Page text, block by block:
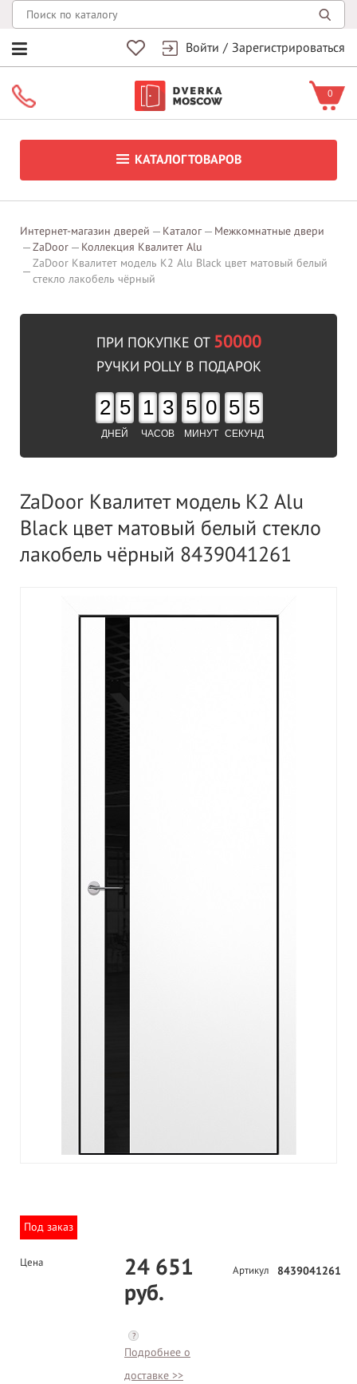
Войти / Зарегистрироваться
0
КАТАЛОГ ТОВАРОВ
Интернет-магазин дверей Каталог
Межкомнатные двери
ZaDoor
Коллекция Квалитет Alu
ZaDoor Квалитет модель K2 Alu Black цвет матовый белый
стекло лакобель чёрный
ПРИ ПОКУПКЕ ОТ 50000
РУЧКИ POLLY В ПОДАРОК
2 5
ДНЕЙ
1 3
ЧАСОВ
5 0
МИНУТ
5 4
СЕКУНД
ZaDoor Квалитет модель K2 Alu
Black цвет матовый белый стекло
лакобель чёрный 8439041261
Под заказ
Цена
24 651
руб.
?
Подробнее о
доставке >>
Артикул 8439041261